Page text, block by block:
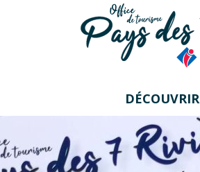
DÉCOUVRIR
Panneau de gestion des cookies